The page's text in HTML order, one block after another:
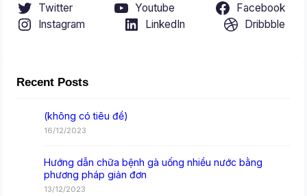
Twitter Youtube
Facebook
Instagram
LinkedIn Dribbble
Recent Posts
(không có tiêu đề)
16/12/2023
Hướng dẫn chữa bệnh gà uống nhiều nước bằng
phương pháp giản đơn
13/12/2023